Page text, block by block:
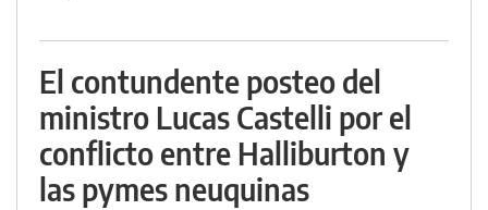
El contundente posteo del
ministro Lucas Castelli por el
conflicto entre Halliburton y
las pymes neuquinas